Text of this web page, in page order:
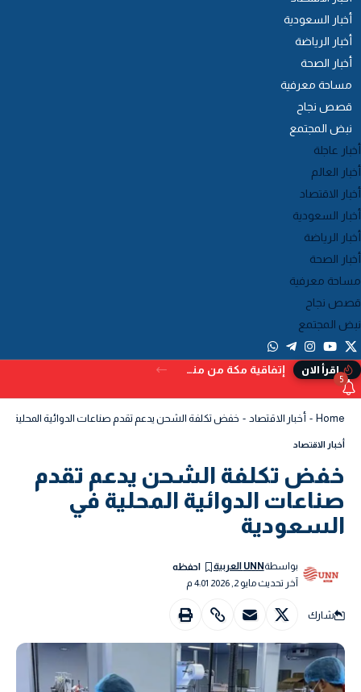
أخبار السعودية
أخبار الرياضة
أخبار الصحة
مساحة معرفية
قصص نجاح
نبض المجتمع
عاجلة
العالم
الاقتصاد
السعودية
الرياضة
الصحة
معرفية
نجاح
المجتمع
إقرأ الان إتفاقية مكة من منظور دولي
5
Home أخبار الاقتصاد - خفض تكلفة الشحن يدعم تقدم صناعات الدوائية المحلية
أخبار الاقتصاد
خفض تكلفة الشحن يدعم تقدم
صناعات الدوائية المحلية في
السعودية
آخر تحديث مايو 2, 2026 4:01 م
بواسطةUNN العربية
شارك